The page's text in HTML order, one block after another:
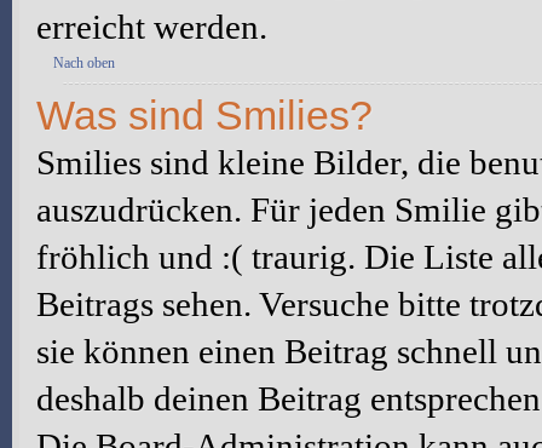
erreicht werden.
Nach oben
Was sind Smilies?
Smilies sind kleine Bilder, die
auszudrücken. Für jeden Smilie
fröhlich und :( traurig. Die Liste
Beitrags sehen. Versuche bitte
sie können einen Beitrag schnell
deshalb deinen Beitrag